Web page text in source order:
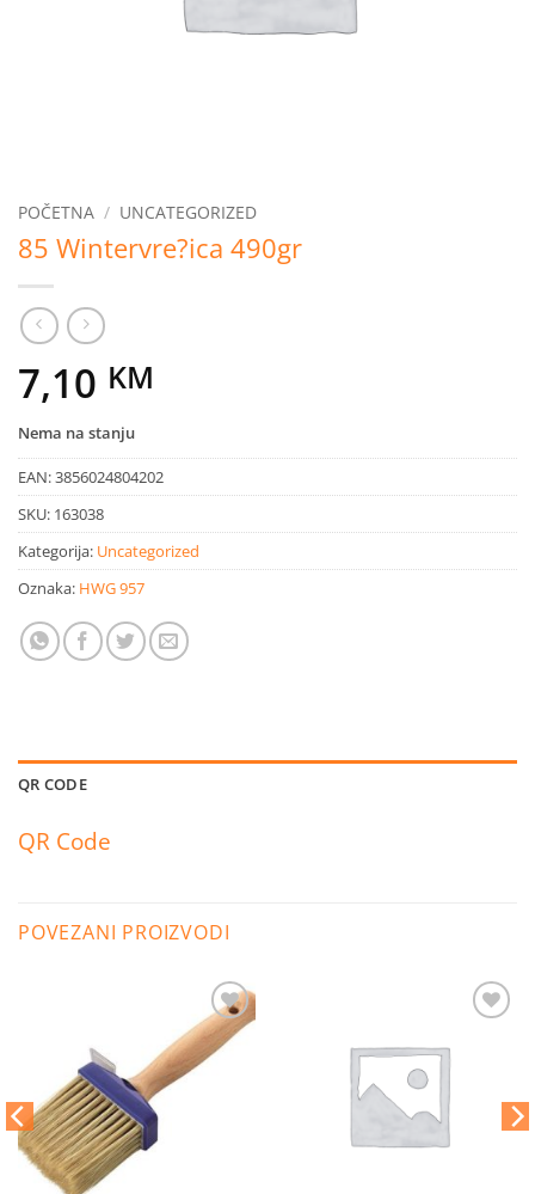
POČETNA / UNCATEGORIZED
85 Wintervre?ica 490gr
7,10 KM
Nema na stanju
EAN:3856024804202
SKU: 163038
Kategorija: Uncategorized
Oznaka: HWG 957
QR CODE
QR Code
POVEZANI PROIZVODI
Dodaj
na